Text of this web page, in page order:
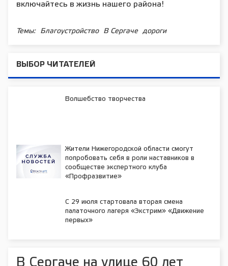
включайтесь в жизнь нашего района!
Темы: Благоустройство В Сергаче дороги
ВЫБОР ЧИТАТЕЛЕЙ
Волшебство творчества
Жители Нижегородской области смогут
попробовать себя в роли наставников в
сообществе экспертного клуба
«Профразвитие»
С 29 июля стартовала вторая смена
палаточного лагеря «Экстрим» «Движение
первых»
В Сергаче на улице 60 лет